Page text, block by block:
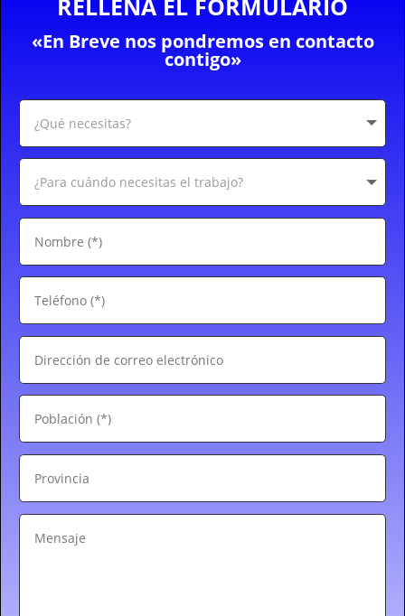
«En Breve nos pondremos en contacto
contigo»